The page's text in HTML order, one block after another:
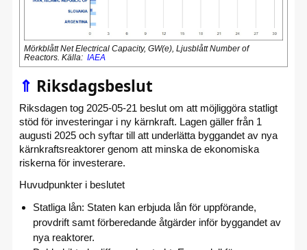
Mörkblått Net Electrical Capacity, GW(e), Ljusblått Number of
Reactors. Källa: IAEA
⇑ Riksdagsbeslut
Riksdagen tog 2025-05-21 beslut om att möjliggöra statligt
stöd för investeringar i ny kärnkraft. Lagen gäller från 1
augusti 2025 och syftar till att underlätta byggandet av nya
kärnkraftsreaktorer genom att minska de ekonomiska
riskerna för investerare.
Huvudpunkter i beslutet
Statliga lån: Staten kan erbjuda lån för uppförande,
provdrift samt förberedande åtgärder inför byggandet av
nya reaktorer.